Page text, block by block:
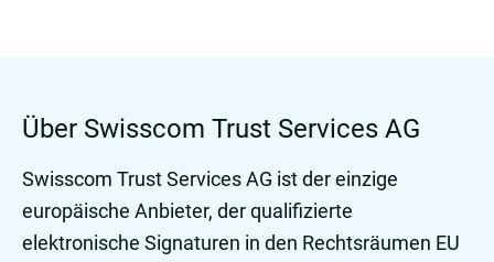
Über Swisscom Trust Services AG
Swisscom Trust Services AG ist der einzige
europäische Anbieter, der qualifizierte
elektronische Signaturen in den Rechtsräumen EU